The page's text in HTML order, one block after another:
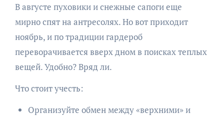
В августе пуховики и снежные сапоги еще
мирно спят на антресолях. Но вот приходит
ноябрь, и по традиции гардероб
переворачивается вверх дном в поисках теплых
вещей. Удобно? Вряд ли.
Что стоит учесть:
Организуйте обмен между «верхними» и